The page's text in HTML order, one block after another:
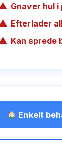
Gnaver hul
Efterlader
Kan sprede
Enkelt